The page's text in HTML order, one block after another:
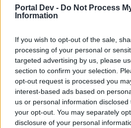
Portal Dev - Do Not Process
Information
If you wish to opt-out of the sale,
processing of your personal or
targeted advertising by us, please
section to confirm your selection.
opt-out request is processed you
interest-based ads based on
us or personal information
your opt-out. You may separately
disclosure of your personal
gefällt
wenn Du in diesem Forum aktiv
Gesprächen teilnehmen oder
starten möchtest, musst Du
im Spiel einloggen. Falls Du
Spielaccount besitzt, bitte
Wir freuen uns auf Deinen
unserem Forum!„Zum Spiel“